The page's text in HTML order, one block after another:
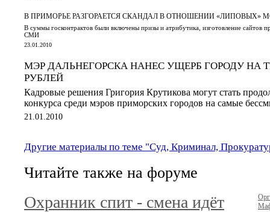
В ПРИМОРЬЕ РАЗГОРАЕТСЯ СКАНДАЛ В ОТНОШЕНИИ «ЛИПОВЫХ»
В суммы госконтрактов были включены призы и атрибутика, изготовление сайтов
СМИ
23.01.2010
МЭР ДАЛЬНЕГОРСКА НАНЕС УЩЕРБ ГОРОДУ НА
РУБЛЕЙ
Кадровые решения Григория Крутикова могут стать
конкурса среди мэров приморских городов на самые
21.01.2010
Другие материалы по теме "Суд, Криминал,
Читайте также на форуме
Охранник спит - смена идёт